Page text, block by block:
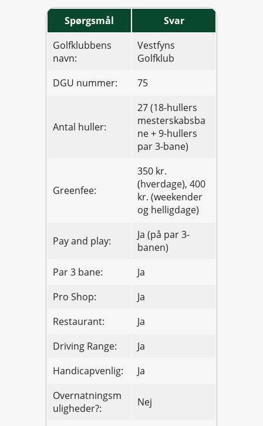
Spørgsmål
Svar
Golfklubbens
navn:
Vestfyns
Golfklub
DGU nummer:
75
Antal huller:
27 (18-hullers
mesterskabsba
ne + 9-hullers
par 3-bane)
Greenfee:
350 kr.
(hverdage), 400
kr. (weekender
og helligdage)
Pay and play:
Ja (på par 3-
banen)
Par 3 bane:
Ja
Pro Shop:
Ja
Restaurant:
Ja
Driving Range:
Ja
Handicapvenlig:
Ja
Overnatningsm
uligheder?:
Nej